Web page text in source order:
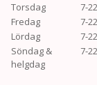
Torsdag
7-22
Fredag
7-22
Lördag
7-22
Söndag &
helgdag
7-22